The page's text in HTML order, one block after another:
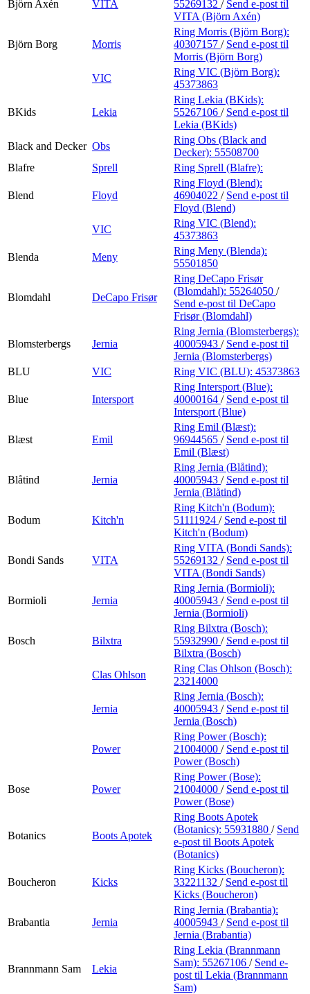
Björn Axén VITA 55269132 / Send e-post til
VITA (Björn Axén)
Björn Borg Morris
Ring Morris (Björn Borg):
40307157 / Send e-post til
Morris (Björn Borg)
VIC
Ring VIC (Björn Borg):
45373863
BKids Lekia
Ring Lekia (BKids):
55267106 / Send e-post til
Lekia (BKids)
Black and Decker Obs
Ring Obs (Black and
Decker): 55508700
Blafre
Sprell Ring Sprell (Blafre):
Blend Floyd
Ring Floyd (Blend):
46904022 / Send e-post til
Floyd (Blend)
VIC
Ring VIC (Blend):
45373863
Blenda
Meny
Ring Meny (Blenda):
55501850
Blomdahl DeCapo Frisør
Ring DeCapo Frisør
(Blomdahl): 55264050 /
Send e-post til DeCapo
Frisør (Blomdahl)
Blomsterbergs Jernia
Ring Jernia (Blomsterbergs):
40005943 / Send e-post til
Jernia (Blomsterbergs)
BLU
VIC Ring VIC (BLU): 45373863
Blue Intersport
Ring Intersport (Blue):
40000164 / Send e-post til
Intersport (Blue)
Blæst Emil
Ring Emil (Blæst):
96944565 / Send e-post til
Emil (Blæst)
Blåtind Jernia
Ring Jernia (Blåtind):
40005943 / Send e-post til
Jernia (Blåtind)
Bodum Kitch'n
Ring Kitch'n (Bodum):
51111924 / Send e-post til
Kitch'n (Bodum)
Bondi Sands VITA
Ring VITA (Bondi Sands):
55269132 / Send e-post til
VITA (Bondi Sands)
Bormioli Jernia
Ring Jernia (Bormioli):
40005943 / Send e-post til
Jernia (Bormioli)
Bosch Bilxtra
Ring Bilxtra (Bosch):
55932990 / Send e-post til
Bilxtra (Bosch)
Clas Ohlson
Ring Clas Ohlson (Bosch):
23214000
Jernia
Ring Jernia (Bosch):
40005943 / Send e-post til
Jernia (Bosch)
Power
Ring Power (Bosch):
21004000 / Send e-post til
Power (Bosch)
Bose Power
Ring Power (Bose):
21004000 / Send e-post til
Power (Bose)
Botanics Boots Apotek
Ring Boots Apotek
(Botanics): 55931880 / Send
e-post til Boots Apotek
(Botanics)
Boucheron Kicks
Ring Kicks (Boucheron):
33221132 / Send e-post til
Kicks (Boucheron)
Brabantia Jernia
Ring Jernia (Brabantia):
40005943 / Send e-post til
Jernia (Brabantia)
Brannmann Sam Lekia
Ring Lekia (Brannmann
Sam): 55267106 / Send e-
post til Lekia (Brannmann
Sam)